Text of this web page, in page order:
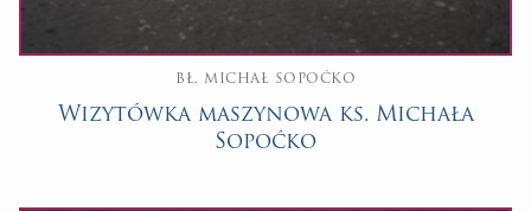
BŁ. MICHAŁ SOPOĆKO
Wizytówka maszynowa ks. Michała
Sopoćko